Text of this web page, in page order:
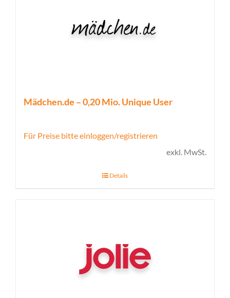
Mädchen.de – 0,20 Mio. Unique User
Für Preise bitte einloggen/registrieren
exkl. MwSt.
Details